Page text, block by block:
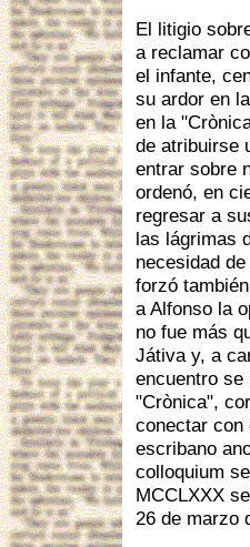
El litigio
a reclamar
el infante,
su ardor en
en la
de atribuirse
entrar sobre
ordenó, en
regresar a
las lágrimas
necesidad
forzó
a Alfonso la
no fue más
Játiva y, a
encuentro se
"Crònica",
conectar con
escribano
colloquium
MCCLXXX
26 de marzo